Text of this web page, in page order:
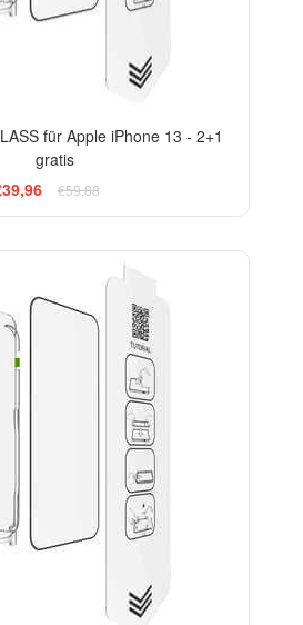
für Apple iPhone 13 - 2+1
gratis
€59,88